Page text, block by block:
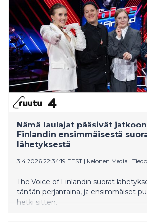
Nämä laulajat pääsivät
Finlandin ensimmäisestä
lähetyksestä
3.4.2026 22:34:19 EEST | Nelonen Media |
The Voice of Finlandin suorat
tänään perjantaina, ja ensimmäiset
hetki sitten.